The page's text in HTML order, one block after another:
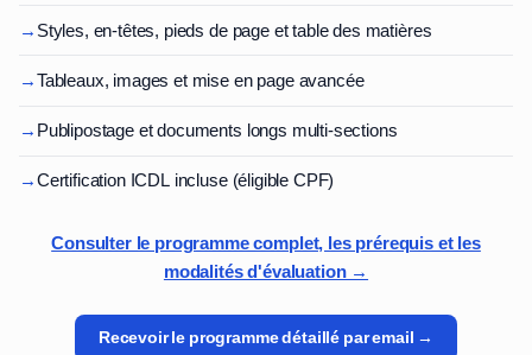
→ Styles, en-têtes, pieds de page et table des matières
→Tableaux, images et mise en page avancée
→ Publipostage et documents longs multi-sections
→Certification ICDL incluse (éligible CPF)
Consulter le programme complet, les prérequis et les
modalités d'évaluation →
Recevoir le programme détaillé par email →